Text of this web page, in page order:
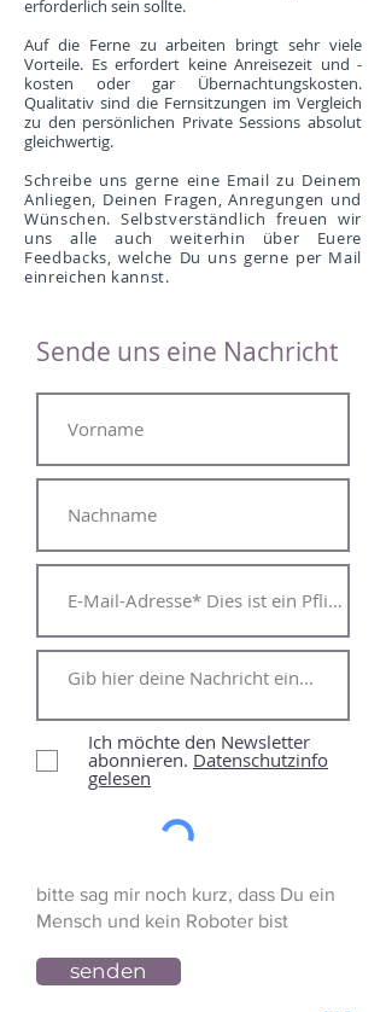
erforderlich sein sollte.
Auf die Ferne zu arbeiten bringt sehr viele
Vorteile. Es erfordert keine Anreisezeit und -
kosten oder gar Übernachtungskosten.
Qualitativ sind die Fernsitzungen im Vergleich
zu den persönlichen Private Sessions absolut
gleichwertig.
Schreibe uns gerne eine Email zu Deinem
Anliegen, Deinen Fragen, Anregungen und
Wünschen. Selbstverständlich freuen wir
uns alle auch weiterhin über Euere
Feedbacks, welche Du uns gerne per Mail
einreichen kannst.
Sende uns eine Nachricht
Ich möchte den Newsletter
abonnieren. Datenschutzinfo
gelesen
bitte sag mir noch kurz, dass Du ein
Mensch und kein Roboter bist
senden